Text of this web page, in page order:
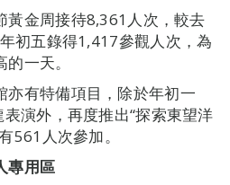
黃金周接待8,361人次，較去
初五錄得1,417參觀人次，為
一天。
亦有特備項目，除於年初一
表演外，再度推出“探索東望洋
561人次參加。
專用區